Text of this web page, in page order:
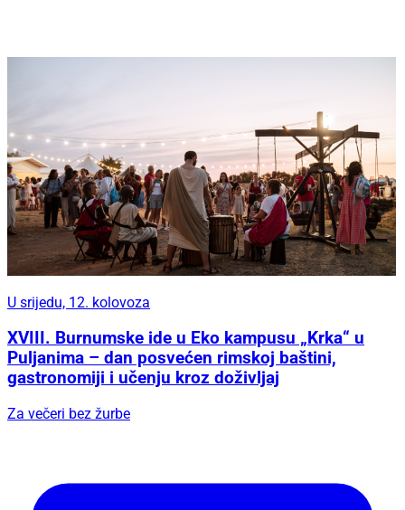
U srijedu, 12. kolovoza
XVIII. Burnumske ide u Eko kampusu „Krka“ u
Puljanima – dan posvećen rimskoj baštini,
gastronomiji i učenju kroz doživljaj
Za večeri bez žurbe